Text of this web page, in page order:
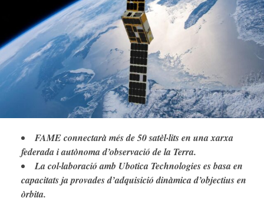
FAME connectarà més de 50 satèl·lits en una xarxa
federada i autònoma d’observació de la Terra.
La col·laboració amb Ubotica Technologies es basa en
capacitats ja provades d’adquisició dinàmica d’objectius en
òrbita.